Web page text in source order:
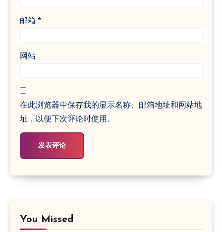
邮箱 *
网站
在此浏览器中保存我的显示名称、邮箱地址和网站地
址，以便下次评论时使用。
You Missed